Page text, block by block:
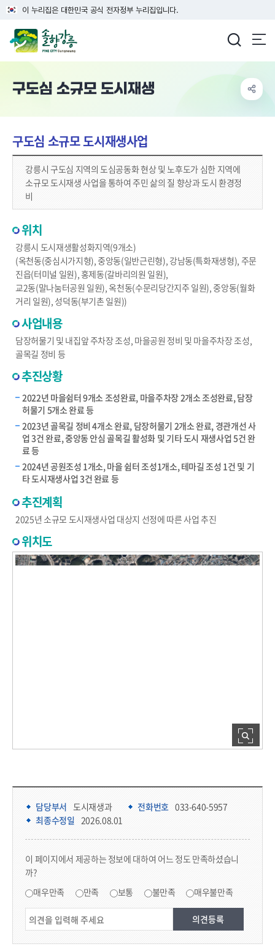
이 누리집은 대한민국 공식 전자정부 누리집입니다.
구도심 소규모 도시재생
구도심 소규모 도시재생사업
강릉시 구도심 지역의 도심공동화 현상 및 노후도가 심한 지역에
소규모 도시재생 사업을 통하여 주민 삶의 질 향상과 도시 환경정
비
위치
강릉시 도시재생활성화지역(9개소)
(옥천동(중심시가지형), 중앙동(일반근린형), 강남동(특화재생형), 주문
진읍(터미널 일원), 홍제동(갈바리의원 일원),
교2동(말나눔터공원 일원), 옥천동(수문리당간지주 일원), 중앙동(월화
거리 일원), 성덕동(부기촌 일원))
사업내용
담장허물기 및 내집앞 주차장 조성, 마을공원 정비 및 마을주차장 조성,
골목길 정비 등
추진상황
2022년 마을쉼터 9개소 조성완료, 마을주차장 2개소 조성완료, 담장
허물기 5개소 완료 등
2023년 골목길 정비 4개소 완료, 담장허물기 2개소 완료, 경관개선 사
업 3건 완료, 중앙동 안심 골목길 활성화 및 기타 도시 재생사업 5건 완
료 등
2024년 공원조성 1개소, 마을 쉼터 조성1개소, 테마길 조성 1건 및 기
타 도시재생사업 3건 완료 등
추진계획
2025년 소규모 도시재생사업 대상지 선정에 따른 사업 추진
위치도
담당부서 도시재생과 전화번호 033-640-5957
최종수정일 2026.08.01
이 페이지에서 제공하는 정보에 대하여 어느 정도 만족하셨습니
까?
매우만족 만족 보통 불만족 매우불만족